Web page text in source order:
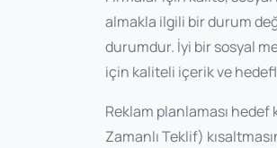
almakla ilgili bir durum
durumdur. İyi bir sosyal
için kaliteli içerik ve
Reklam planlaması hedef
Zamanlı Teklif)